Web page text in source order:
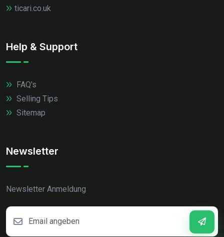
ticari.co.uk
Help & Support
FAQ's
Selling Tips
Sitemap
Newsletter
Newsletter Anmeldung